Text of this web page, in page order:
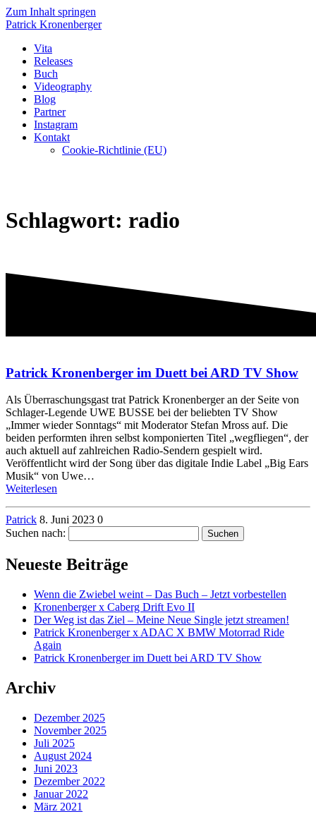
Zum Inhalt springen
Patrick Kronenberger
Vita
Releases
Buch
Videography
Blog
Partner
Instagram
Kontakt
Cookie-Richtlinie (EU)
Schlagwort: radio
Patrick Kronenberger im Duett bei ARD TV Show
Als Überraschungsgast trat Patrick Kronenberger an der Seite von
Schlager-Legende UWE BUSSE bei der beliebten TV Show
„Immer wieder Sonntags“ mit Moderator Stefan Mross auf. Die
beiden performten ihren selbst komponierten Titel „wegfliegen“, der
auch aktuell auf zahlreichen Radio-Sendern gespielt wird.
Veröffentlicht wird der Song über das digitale Indie Label „Big Ears
Musik“ von Uwe…
Weiterlesen
Patrick 8. Juni 2023 0
Suchen nach:
Neueste Beiträge
Wenn die Zwiebel weint – Das Buch – Jetzt vorbestellen
Kronenberger x Caberg Drift Evo II
Der Weg ist das Ziel – Meine Neue Single jetzt streamen!
Patrick Kronenberger x ADAC X BMW Motorrad Ride
Again
Patrick Kronenberger im Duett bei ARD TV Show
Archiv
Dezember 2025
November 2025
Juli 2025
August 2024
Juni 2023
Dezember 2022
Januar 2022
März 2021